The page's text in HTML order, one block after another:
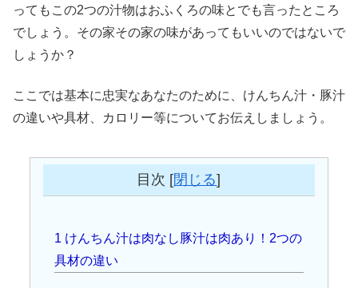
ってもこの2つの汁物はおふくろの味とでも言ったところ
でしょう。その家その家の味があってもいいのではないで
しょうか？
ここでは基本に忠実なあなたのために、けんちん汁・豚汁
の違いや具材、カロリー等についてお伝えしましょう。
目次 [閉じる]
1 けんちん汁は肉なし豚汁は肉あり！2つの
具材の違い